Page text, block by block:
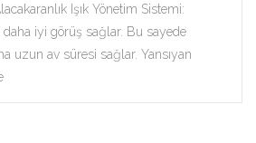
Işık Yönetim Sistemi:
daha iyi görüş sağlar. Bu sayede
uzun av süresi sağlar. Yansıyan